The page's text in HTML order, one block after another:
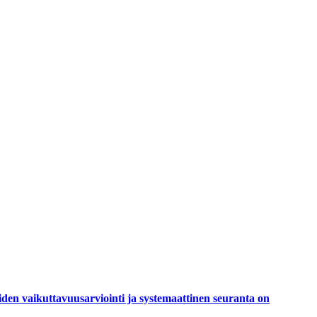
vaikuttavuusarviointi ja systemaattinen seuranta on